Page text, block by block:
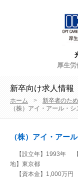
厚生
新卒向け求人情報
ホーム > 新卒者のた
（株）アイ・アール・シ
（株）アイ・アー
【設立年】1993年
地】東京都
【資本金】1,000万円